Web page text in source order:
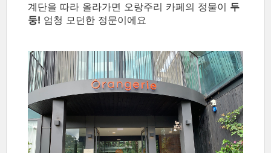
계단을 따라 올라가면 오랑주리 카페의 정물이 두
둥! 엄청 모던한 정문이에요